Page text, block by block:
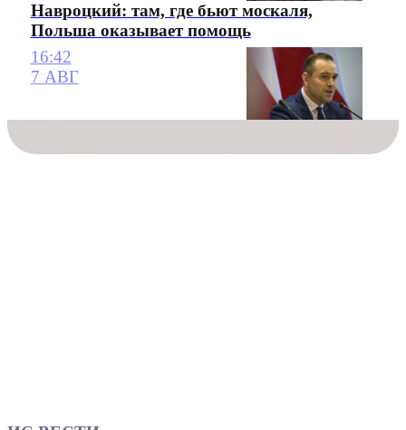
Навроцкий: там, где бьют москаля,
Польша оказывает помощь
16:42
7 АВГ